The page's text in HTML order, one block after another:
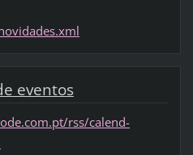
eventos
rss/calend-